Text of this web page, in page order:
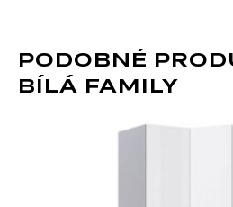
PODOBNÉ
BÍLÁ FAMILY